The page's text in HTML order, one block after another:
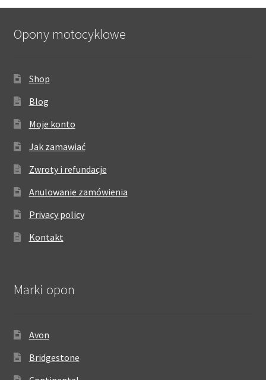
Opony motocyklowe
Shop
Blog
Moje konto
Jak zamawiać
Zwroty i refundacje
Anulowanie zamówienia
Privacy policy
Kontakt
Marki opon
Avon
Bridgestone